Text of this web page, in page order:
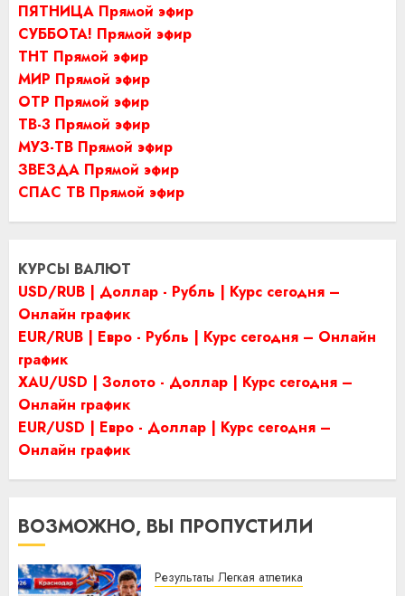
ПЯТНИЦА Прямой эфир
СУББОТА! Прямой эфир
ТНТ Прямой эфир
МИР Прямой эфир
ОТР Прямой эфир
ТВ-3 Прямой эфир
МУЗ-ТВ Прямой эфир
ЗВЕЗДА Прямой эфир
СПАС ТВ Прямой эфир
КУРСЫ ВАЛЮТ
USD/RUB | Доллар - Рубль | Курс сегодня –
Онлайн график
EUR/RUB | Евро - Рубль | Курс сегодня – Онлайн
график
XAU/USD | Золото - Доллар | Курс сегодня –
Онлайн график
EUR/USD | Евро - Доллар | Курс сегодня –
Онлайн график
ВОЗМОЖНО, ВЫ ПРОПУСТИЛИ
Результаты Легкая атлетика